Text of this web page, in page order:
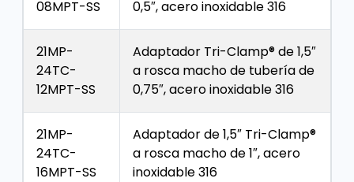
08MPT-SS 0,5″, acero inoxidable 316
21MP-
24TC-
12MPT-SS
Adaptador Tri-Clamp® de 1,5″
a rosca macho de tubería de
0,75″, acero inoxidable 316
21MP-
24TC-
16MPT-SS
Adaptador de 1,5″ Tri-Clamp®
a rosca macho de 1″, acero
inoxidable 316